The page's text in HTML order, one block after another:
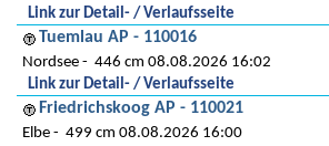
Link zur Detail- / Verlaufsseite
Tuemlau AP - 110016
Nordsee
446 cm 08.08.2026 16:02
Link zur Detail- / Verlaufsseite
Friedrichskoog AP - 110021
Elbe
499 cm 08.08.2026 16:00